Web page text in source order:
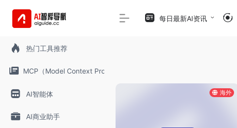
热门工具推荐
MCP（Model Context Protocol）
AI智能体
AI商业助手
每日最新AI资讯
海外